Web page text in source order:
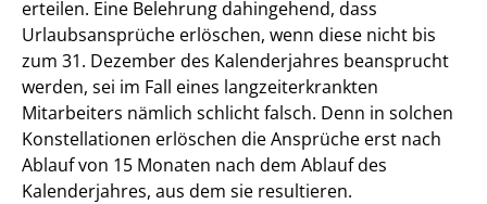
erteilen. Eine Belehrung dahingehend, dass
Urlaubsansprüche erlöschen, wenn diese nicht bis
zum 31. Dezember des Kalenderjahres beansprucht
werden, sei im Fall eines langzeiterkrankten
Mitarbeiters nämlich schlicht falsch. Denn in solchen
Konstellationen erlöschen die Ansprüche erst nach
Ablauf von 15 Monaten nach dem Ablauf des
Kalenderjahres, aus dem sie resultieren.